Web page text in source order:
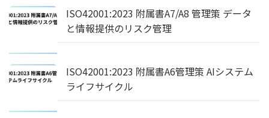
ISO42001:2023 附属書A7/A8 管理策 データ
と情報提供のリスク管理
ISO42001:2023 附属書A6管理策 AIシステム
ライフサイクル